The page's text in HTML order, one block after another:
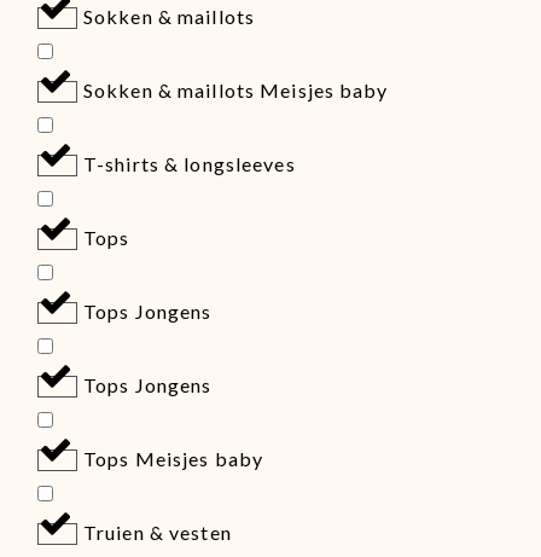
Sokken & maillots
Sokken & maillots Meisjes baby
T-shirts & longsleeves
Tops
Tops Jongens
Tops Jongens
Tops Meisjes baby
Truien & vesten